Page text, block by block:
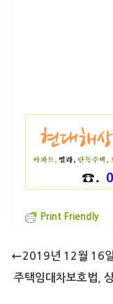
Print Friendly
2019년 12월 16
주택임대차보호법,